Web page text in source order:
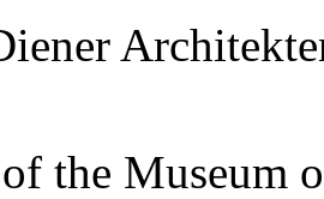
the Museum